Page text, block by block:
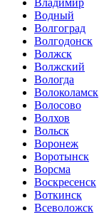
Владимир
Водный
Волгоград
Волгодонск
Волжск
Волжский
Вологда
Волоколамск
Волосово
Волхов
Вольск
Воронеж
Воротынск
Ворсма
Воскресенск
Воткинск
Всеволожск